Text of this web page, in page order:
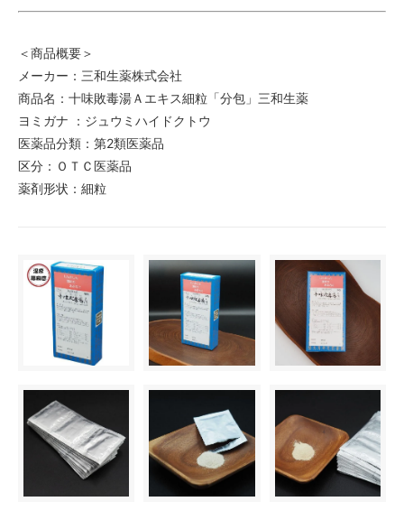
＜商品概要＞
メーカー：三和生薬株式会社
商品名：十味敗毒湯Ａエキス細粒「分包」三和生薬
ヨミガナ ：ジュウミハイドクトウ
医薬品分類：第2類医薬品
区分：ＯＴＣ医薬品
薬剤形状：細粒